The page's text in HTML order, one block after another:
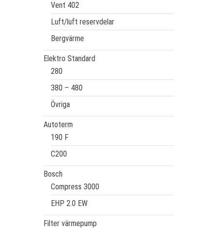
Vent 402
Luft/luft reservdelar
Bergvärme
Elektro Standard
280
380 – 480
Övriga
Autoterm
190 F
C200
Bosch
Compress 3000
EHP 2.0 EW
Filter värmepump